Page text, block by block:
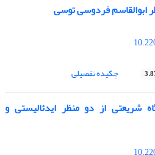
ابوالقاسم فردوسی توسی
چکیده تفصیلی
شریعتی از دو منظر ایدئالیستی و